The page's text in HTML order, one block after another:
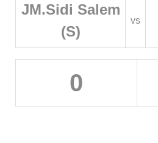
JM.Sidi Salem
(S)
vs
0